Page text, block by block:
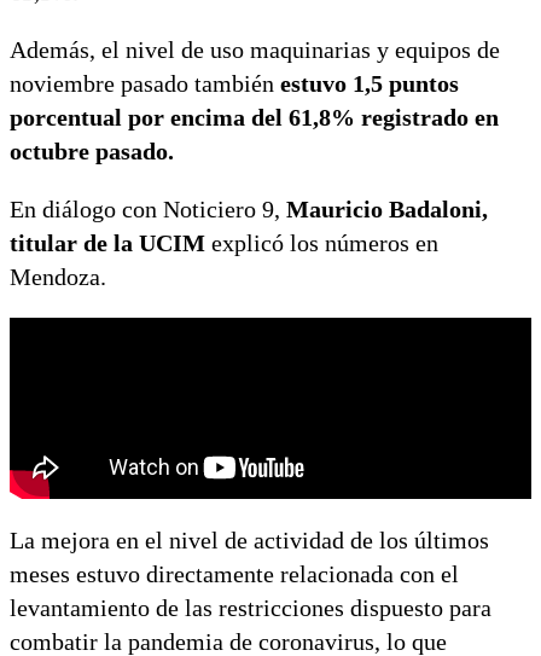
Además, el nivel de uso maquinarias y equipos de
noviembre pasado también estuvo 1,5 puntos
porcentual por encima del 61,8% registrado en
octubre pasado.
En diálogo con Noticiero 9, Mauricio Badaloni,
titular de la UCIM explicó los números en
Mendoza.
La mejora en el nivel de actividad de los últimos
meses estuvo directamente relacionada con el
levantamiento de las restricciones dispuesto para
combatir la pandemia de coronavirus, lo que